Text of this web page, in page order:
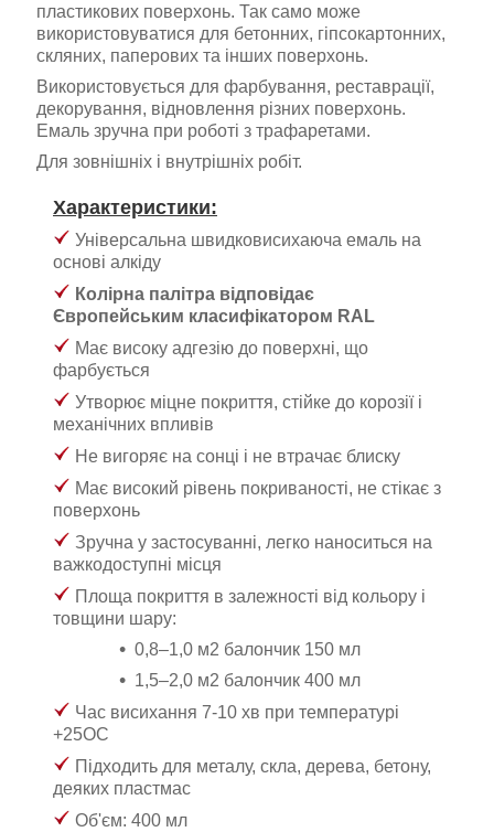
пластикових поверхонь. Так само може
використовуватися для бетонних, гіпсокартонних,
скляних, паперових та інших поверхонь.
Використовується для фарбування, реставрації,
декорування, відновлення різних поверхонь.
Емаль зручна при роботі з трафаретами.
Для зовнішніх і внутрішніх робіт.
Характеристики:
Універсальна швидковисихаюча емаль на
основі алкіду
Колірна палітра відповідає
Європейським класифікатором RAL
Має високу адгезію до поверхні, що
фарбується
Утворює міцне покриття, стійке до корозії і
механічних впливів
Не вигоряє на сонці і не втрачає блиску
Має високий рівень покриваності, не стікає з
поверхонь
Зручна у застосуванні, легко наноситься на
важкодоступні місця
Площа покриття в залежності від кольору і
товщини шару:
0,8–1,0 м2 балончик 150 мл
1,5–2,0 м2 балончик 400 мл
Час висихання 7-10 хв при температурі
+25ОС
Підходить для металу, скла, дерева, бетону,
деяких пластмас
Об'єм: 400 мл